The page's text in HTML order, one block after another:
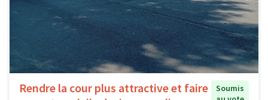
Rendre la cour plus attractive et faire
Soumis